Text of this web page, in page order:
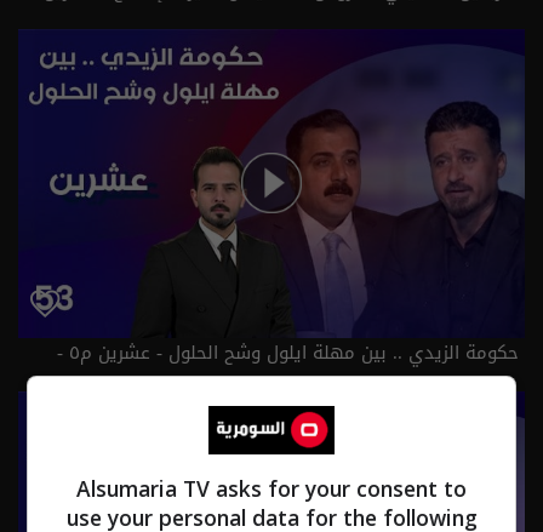
م٥ - الحلقة ٥٤ | الموسم 5
حكومة الزيدي .. بين مهلة ايلول وشح الحلول - عشرين م٥ -
الحلقة ٥٣ | الموسم 5
Alsumaria TV asks for your consent to
use your personal data for the following